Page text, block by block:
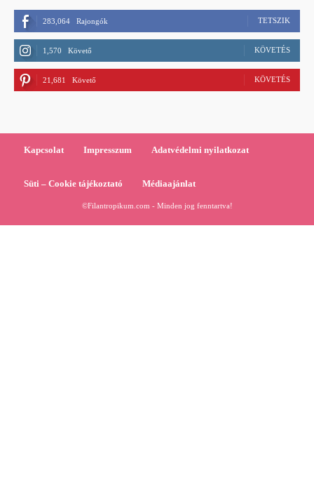
283,064 Rajongók TETSZIK
1,570 Követő KÖVETÉS
21,681 Követő KÖVETÉS
Kapcsolat Impresszum Adatvédelmi nyilatkozat
Süti – Cookie tájékoztató Médiaajánlat
©Filantropikum.com - Minden jog fenntartva!